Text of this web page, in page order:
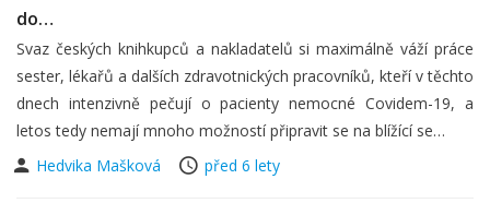
do…
Svaz českých knihkupců a nakladatelů si maximálně váží práce
sester, lékařů a dalších zdravotnických pracovníků, kteří v těchto
dnech intenzivně pečují o pacienty nemocné Covidem-19, a
letos tedy nemají mnoho možností připravit se na blížící se…
Hedvika Mašková
před 6 lety